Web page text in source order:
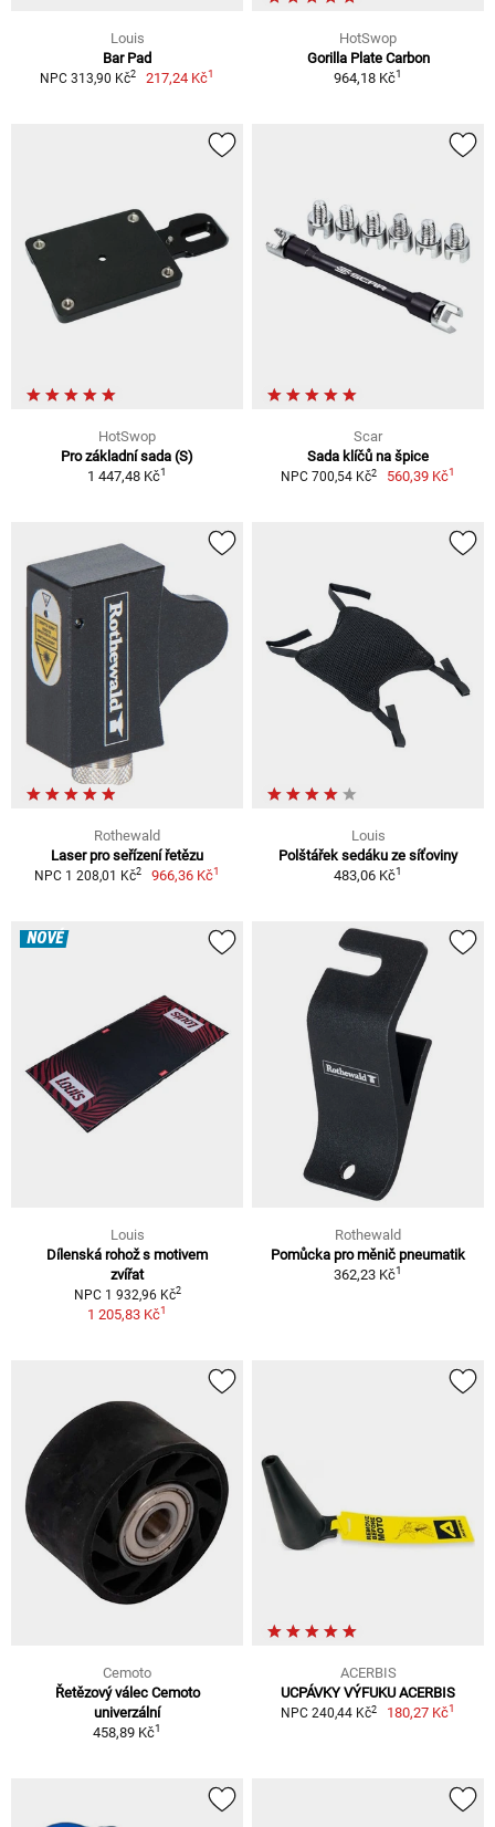
Louis
Bar Pad
NPC 313,90 Kč2 217,24 Kč1
HotSwop
Gorilla Plate Carbon
964,18 Kč1
HotSwop
Pro základní sada (S)
1 447,48 Kč1
Scar
Sada klíčů na špice
NPC 700,54 Kč2 560,39 Kč1
Rothewald
Laser pro seřízení řetězu
NPC 1 208,01 Kč2 966,36 Kč1
Louis
Polštářek sedáku ze síťoviny
483,06 Kč1
NOVÉ
Louis
Dílenská rohož s motivem
zvířat
NPC 1 932,96 Kč2
1 205,83 Kč1
Rothewald
Pomůcka pro měnič pneumatik
362,23 Kč1
Cemoto
Řetězový válec Cemoto
univerzální
458,89 Kč1
ACERBIS
UCPÁVKY VÝFUKU ACERBIS
NPC 240,44 Kč2 180,27 Kč1